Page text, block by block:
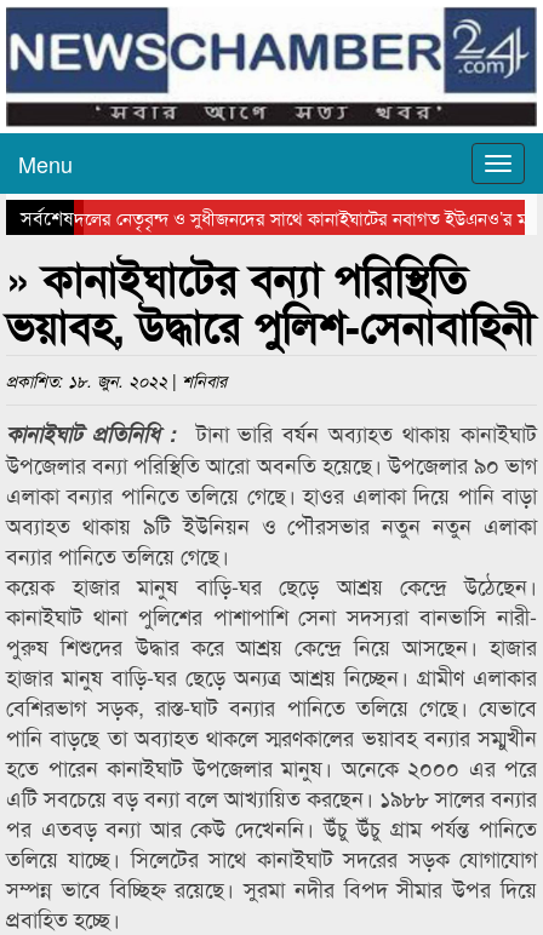
Menu
সর্বশেষদলের নেতৃবৃন্দ ও সুধীজনদের সাথে কানাইঘাটের নবাগত ইউএনও’র
বাংলাদেশ গ্রুপ থিয়েটার ফেডারেশানের বিভাগীয় অভিনয় কর্মশালা সম্পন্ন
» কানাইঘাটের বন্যা পরিস্থিতি
ভয়াবহ, উদ্ধারে পুলিশ-সেনাবাহিনী
প্রকাশিত: ১৮. জুন. ২০২২ | শনিবার
কানাইঘাট প্রতিনিধি :টানা ভারি বর্ষন অব্যাহত থাকায় কানাইঘাট
উপজেলার বন্যা পরিস্থিতি আরো অবনতি হয়েছে। উপজেলার ৯০ ভাগ
এলাকা বন্যার পানিতে তলিয়ে গেছে। হাওর এলাকা দিয়ে পানি বাড়া
অব্যাহত থাকায় ৯টি ইউনিয়ন ও পৌরসভার নতুন নতুন এলাকা
বন্যার পানিতে তলিয়ে গেছে।
কয়েক হাজার মানুষ বাড়ি-ঘর ছেড়ে আশ্রয় কেন্দ্রে উঠেছেন।
কানাইঘাট থানা পুলিশের পাশাপাশি সেনা সদস্যরা বানভাসি নারী-
পুরুষ শিশুদের উদ্ধার করে আশ্রয় কেন্দ্রে নিয়ে আসছেন। হাজার
হাজার মানুষ বাড়ি-ঘর ছেড়ে অন্যত্র আশ্রয় নিচ্ছেন। গ্রামীণ এলাকার
বেশিরভাগ সড়ক, রাস্ত-ঘাট বন্যার পানিতে তলিয়ে গেছে। যেভাবে
পানি বাড়ছে তা অব্যাহত থাকলে স্মরণকালের ভয়াবহ বন্যার সম্মুখীন
হতে পারেন কানাইঘাট উপজেলার মানুষ। অনেকে ২০০০ এর পরে
এটি সবচেয়ে বড় বন্যা বলে আখ্যায়িত করছেন। ১৯৮৮ সালের বন্যার
পর এতবড় বন্যা আর কেউ দেখেননি। উঁচু উঁচু গ্রাম পর্যন্ত পানিতে
তলিয়ে যাচ্ছে। সিলেটের সাথে কানাইঘাট সদরের সড়ক যোগাযোগ
সম্পন্ন ভাবে বিচ্ছিহ্ন রয়েছে। সুরমা নদীর বিপদ সীমার উপর দিয়ে
প্রবাহিত হচ্ছে।